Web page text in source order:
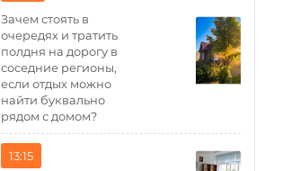
Зачем стоять в
очередях и тратить
полдня на дорогу в
соседние регионы,
если отдых можно
найти буквально
рядом с домом?
13:15